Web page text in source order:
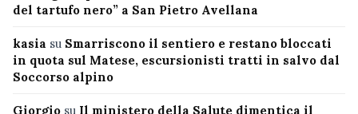
del tartufo nero” a San Pietro Avellana
kasia su Smarriscono il sentiero e restano bloccati
in quota sul Matese, escursionisti tratti in salvo dal
Soccorso alpino
Giorgio su Il ministero della Salute dimentica il